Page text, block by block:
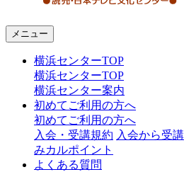
メニュー
横浜センターTOP
横浜センターTOP
横浜センター案内
初めてご利用の方へ
初めてご利用の方へ
入会・受講規約 入会から受
みカルポイント
よくある質問